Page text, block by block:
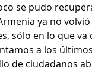
se pudo
ya no
sólo en lo que
a los
de ciudadanos